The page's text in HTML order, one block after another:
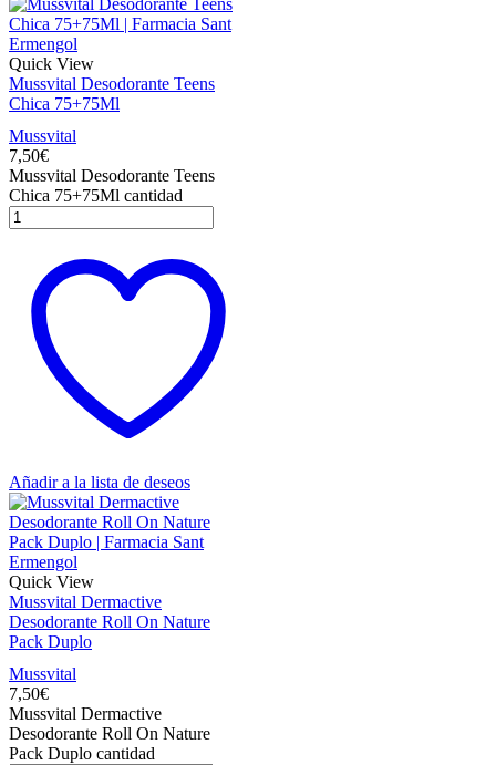
Quick View
Mussvital Desodorante Teens
Chica 75+75Ml
Mussvital
7,50€
Mussvital Desodorante Teens
Chica 75+75Ml cantidad
Añadir a la lista de deseos
Quick View
Mussvital Dermactive
Desodorante Roll On Nature
Pack Duplo
Mussvital
7,50€
Mussvital Dermactive
Desodorante Roll On Nature
Pack Duplo cantidad